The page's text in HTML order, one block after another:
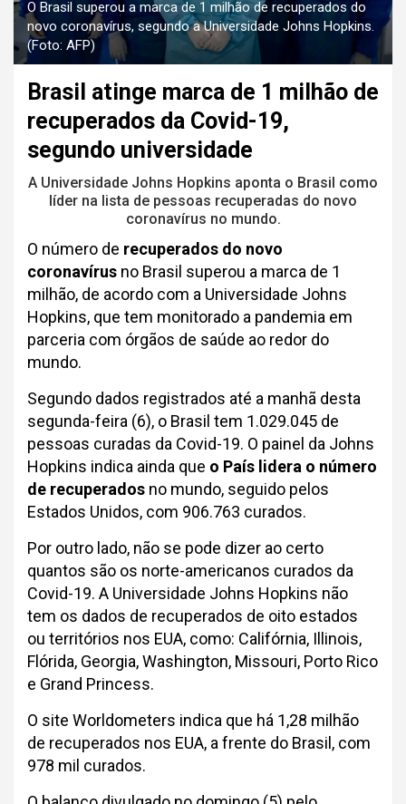
O Brasil superou a marca de 1 milhão de recuperados do
novo coronavírus, segundo a Universidade Johns Hopkins.
(Foto: AFP)
Brasil atinge marca de 1 milhão de
recuperados da Covid-19,
segundo universidade
A Universidade Johns Hopkins aponta o Brasil como
líder na lista de pessoas recuperadas do novo
coronavírus no mundo.
O número de recuperados do novo
coronavírus no Brasil superou a marca de 1
milhão, de acordo com a Universidade Johns
Hopkins, que tem monitorado a pandemia em
parceria com órgãos de saúde ao redor do
mundo.
Segundo dados registrados até a manhã desta
segunda-feira (6), o Brasil tem 1.029.045 de
pessoas curadas da Covid-19. O painel da Johns
Hopkins indica ainda que o País lidera o número
de recuperados no mundo, seguido pelos
Estados Unidos, com 906.763 curados.
Por outro lado, não se pode dizer ao certo
quantos são os norte-americanos curados da
Covid-19. A Universidade Johns Hopkins não
tem os dados de recuperados de oito estados
ou territórios nos EUA, como: Califórnia, Illinois,
Flórida, Georgia, Washington, Missouri, Porto Rico
e Grand Princess.
O site Worldometers indica que há 1,28 milhão
de recuperados nos EUA, a frente do Brasil, com
978 mil curados.